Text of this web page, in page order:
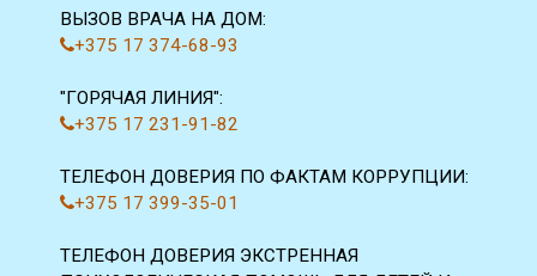
ВЫЗОВ ВРАЧА НА ДОМ:
+375 17 374-68-93
"ГОРЯЧАЯ ЛИНИЯ":
+375 17 231-91-82
ТЕЛЕФОН ДОВЕРИЯ ПО ФАКТАМ КОРРУПЦИИ:
+375 17 399-35-01
ТЕЛЕФОН ДОВЕРИЯ ЭКСТРЕННАЯ